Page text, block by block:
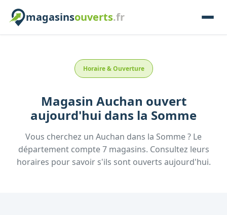
magasinsouverts.fr
Horaire & Ouverture
Magasin Auchan ouvert
aujourd'hui dans la Somme
Vous cherchez un Auchan dans la Somme? Le
département compte7magasins. Consultez leurs
horaires pour savoir s'ils sont ouverts aujourd'hui.